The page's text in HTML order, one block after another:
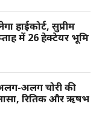
हाईकोर्ट, सुप्रीम
में 26 हेक्टेयर भूमि
अलग-अलग चोरी की
रितिक और ऋषभ